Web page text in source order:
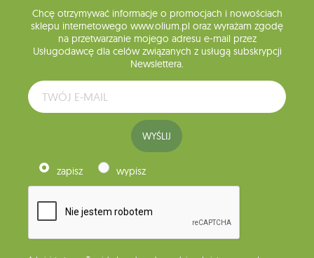
Chcę otrzymywać informacje o promocjach i nowościach
sklepu internetowego www.olium.pl oraz wyrażam zgodę
na przetwarzanie mojego adresu e-mail przez
Usługodawcę dla celów związanych z usługą subskrypcji
Newslettera.
WYŚLIJ
zapisz wypisz